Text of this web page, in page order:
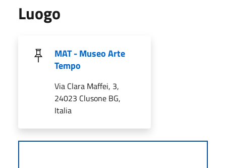
Luogo
MAT - Museo Arte
Tempo
Via Clara Maffei, 3,
24023 Clusone BG,
Italia